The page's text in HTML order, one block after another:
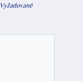
Vyžadované